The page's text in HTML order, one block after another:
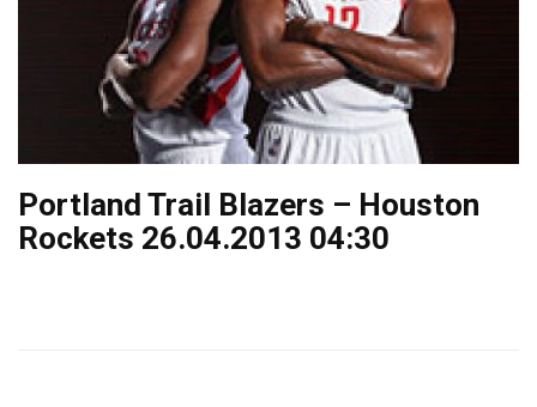
Portland Trail Blazers – Houston
Rockets 26.04.2013 04:30